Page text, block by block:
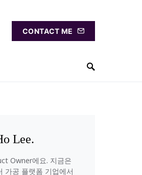
CONTACT ME
Lee.
Owner에요. 지금은
가공 플랫폼 기업에서